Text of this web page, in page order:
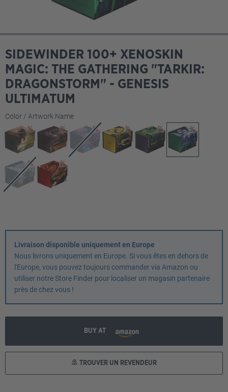
SIDEWINDER 100+ XENOSKIN
MAGIC: THE GATHERING "TARKIR:
DRAGONSTORM" - GENESIS
ULTIMATUM
Sélectionnez
Color / Artwork Name
Livraison disponible uniquement en Europe
Nous livrons uniquement en Europe. Si vous êtes en dehors de
l'Europe, vous pouvez toujours commander via Amazon ou
utiliser notre Store Finder pour localiser un magasin partenaire
près de chez vous !
BUY AT
TROUVER UN REVENDEUR